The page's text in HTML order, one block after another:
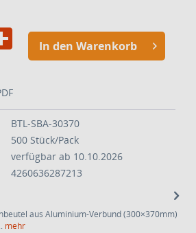
In den Warenkorb
BTL-SBA-30370
500 Stück/Pack
verfügbar ab 10.10.2026
4260636287213
aus Aluminium-Verbund (300×370mm)
mehr